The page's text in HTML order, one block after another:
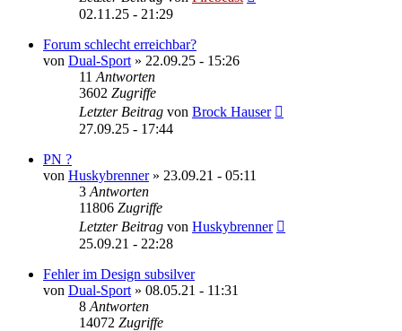
02.11.25 - 21:29
Forum schlecht erreichbar?
von Dual-Sport » 22.09.25 - 15:26
11 Antworten
3602 Zugriffe
Letzter Beitrag von Brock Hauser
27.09.25 - 17:44
PN ?
von Huskybrenner» 23.09.21 - 05:11
3 Antworten
11806 Zugriffe
Letzter Beitrag von Huskybrenner
25.09.21 - 22:28
Fehler im Design subsilver
von Dual-Sport » 08.05.21 - 11:31
8 Antworten
14072 Zugriffe